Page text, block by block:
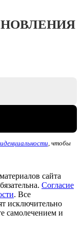
, чтобы
сайта
Согласие
. Все
исключительно
самолечением и